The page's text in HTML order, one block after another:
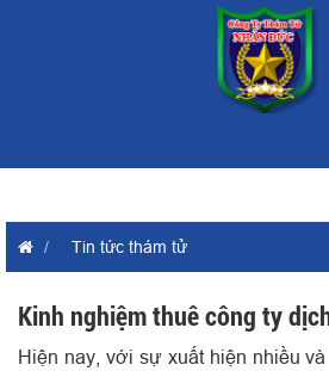
Tin tức thám tử
Kinh nghiệm thuê công ty
Hiện nay, với sự xuất hiện nhiều